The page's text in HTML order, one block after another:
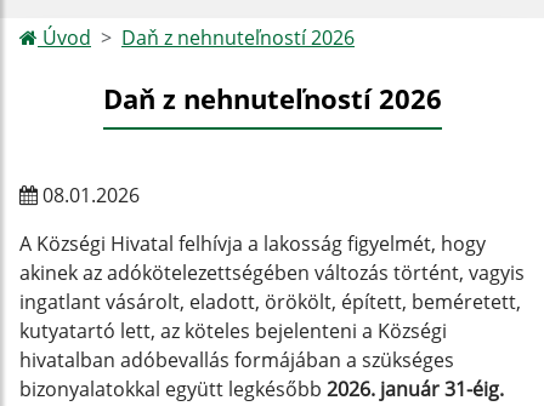
Úvod Daň z nehnuteľností 2026
Daň z nehnuteľností 2026
08.01.2026
A Községi Hivatal felhívja a lakosság figyelmét, hogy
akinek az adókötelezettségében változás történt, vagyis
ingatlant vásárolt, eladott, örökölt, épített, beméretett,
kutyatartó lett, az köteles bejelenteni a Községi
hivatalban adóbevallás formájában a szükséges
bizonyalatokkal együtt legkésőbb 2026. január 31-éig.